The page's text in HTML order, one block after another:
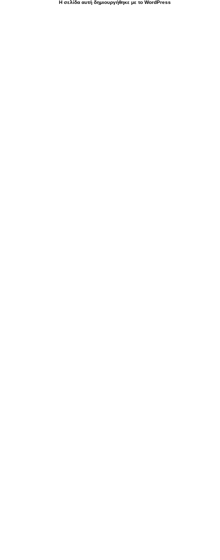
Η σελίδα αυτή δημιουργήθηκε με το WordPress